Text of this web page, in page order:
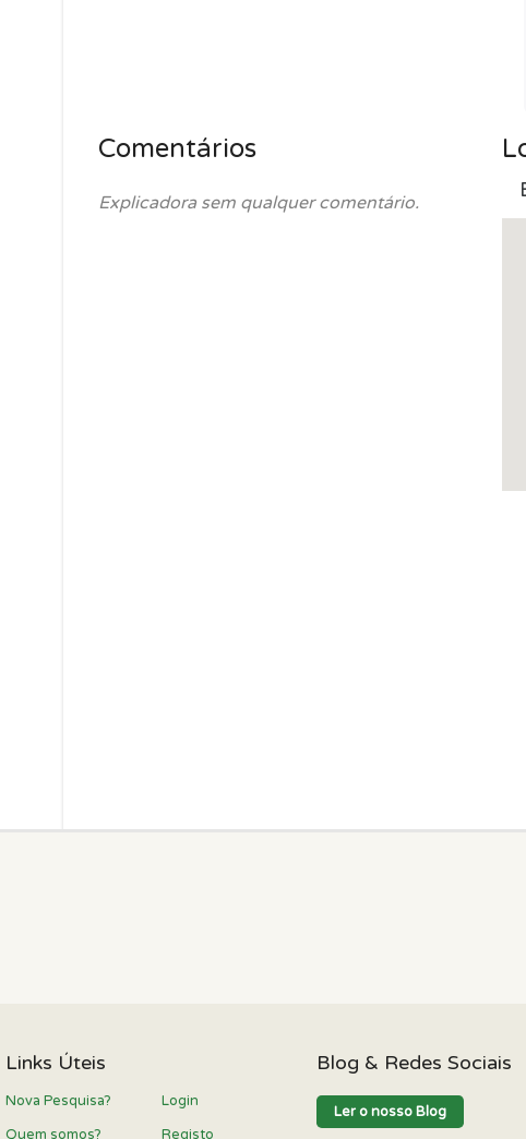
Comentários
Explicadora sem qualquer comentário.
Links Úteis
Nova Pesquisa?
Quem somos?
Login
Registo
Blog & Redes Sociais
Ler o nosso Blog